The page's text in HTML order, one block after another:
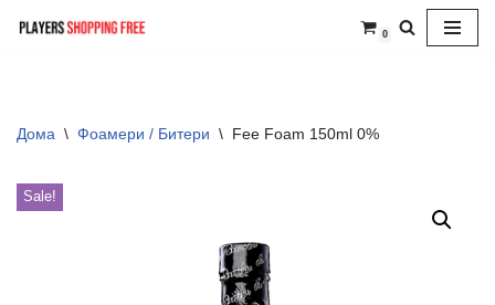
0
Дома \ Фоамери / Битери \ Fee Foam 150ml 0%
Sale!